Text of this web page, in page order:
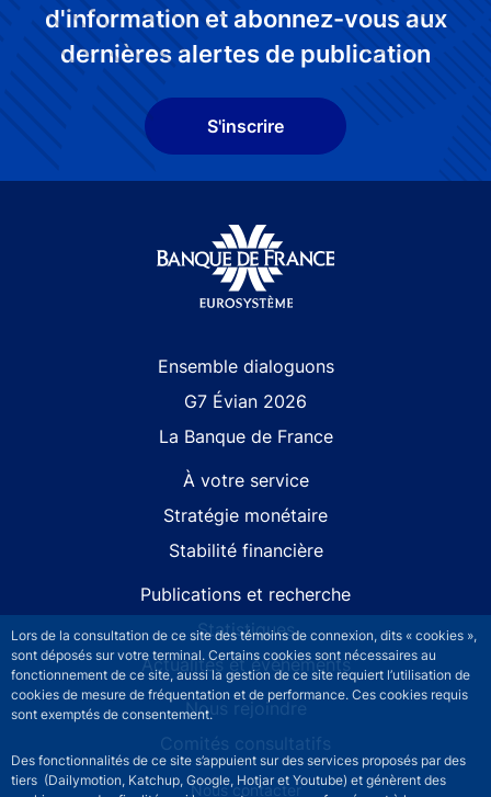
Lors de la consultation de ce site des témoins de connexion, dits « cookies »,
sont déposés sur votre terminal. Certains cookies sont nécessaires au
fonctionnement de ce site, aussi la gestion de ce site requiert l’utilisation de
cookies de mesure de fréquentation et de performance. Ces cookies requis
sont exemptés de consentement.
Des fonctionnalités de ce site s’appuient sur des services proposés par des
tiers (Dailymotion, Katchup, Google, Hotjar et Youtube) et génèrent des
d'information et abonnez-vous aux
dernières alertes de publication
S'inscrire
Ensemble dialoguons
G7 Évian 2026
La Banque de France
À votre service
Stratégie monétaire
Stabilité financière
Publications et recherche
Statistiques
Actualités et événements
Nous rejoindre
Comités consultatifs
Footer secondary menuNous contacter